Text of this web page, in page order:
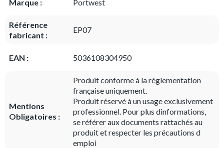
Marque : Portwest
Référence
fabricant :
EP07
EAN : 5036108304950
Mentions
Obligatoires :
Produit conforme à la réglementation
française uniquement.
Produit réservé à un usage exclusivement
professionnel. Pour plus dinformations,
se référer aux documents rattachés au
produit et respecter les précautions d
emploi